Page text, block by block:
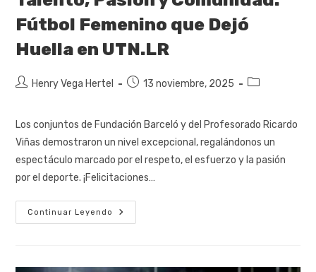
Fútbol Femenino que Dejó
Huella en UTN.LR
Henry Vega Hertel 13 noviembre, 2025
Los conjuntos de Fundación Barceló y del Profesorado Ricardo
Viñas demostraron un nivel excepcional, regalándonos un
espectáculo marcado por el respeto, el esfuerzo y la pasión
por el deporte. ¡Felicitaciones…
Continuar Leyendo